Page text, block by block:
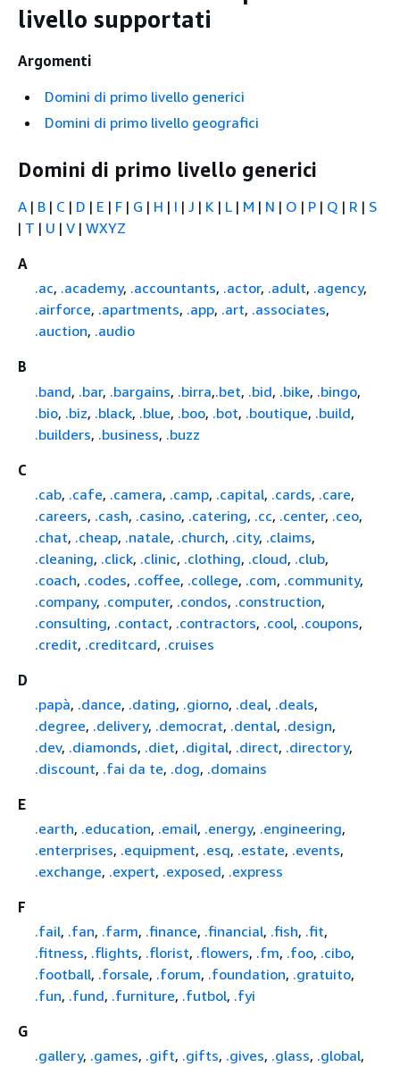
livello supportati
Argomenti
Domini di primo livello generici
Domini di primo livello geografici
Domini di primo livello generici
A | B | C | D | E | F | G | H | I | J | K | L | M | N | O | P | Q | R | S
| T | U | V | WXYZ
A
.ac, .academy, .accountants, .actor, .adult, .agency,
.airforce, .apartments, .app, .art, .associates,
.auction, .audio
B
.band, .bar, .bargains, .birra,.bet, .bid, .bike, .bingo,
.bio, .biz, .black, .blue, .boo, .bot, .boutique, .build,
.builders, .business, .buzz
C
.cab, .cafe, .camera, .camp, .capital, .cards, .care,
.careers, .cash, .casino, .catering, .cc, .center, .ceo,
.chat, .cheap, .natale, .church, .city, .claims,
.cleaning, .click, .clinic, .clothing, .cloud, .club,
.coach, .codes, .coffee, .college, .com, .community,
.company, .computer, .condos, .construction,
.consulting, .contact, .contractors, .cool, .coupons,
.credit, .creditcard, .cruises
D
.papà, .dance, .dating, .giorno, .deal, .deals,
.degree, .delivery, .democrat, .dental, .design,
.dev, .diamonds, .diet, .digital, .direct, .directory,
.discount, .fai da te, .dog, .domains
E
.earth, .education, .email, .energy, .engineering,
.enterprises, .equipment, .esq, .estate, .events,
.exchange, .expert, .exposed, .express
F
.fail, .fan, .farm, .finance, .financial, .fish, .fit,
.fitness, .flights, .florist, .flowers, .fm, .foo, .cibo,
.football, .forsale, .forum, .foundation, .gratuito,
.fun, .fund, .furniture, .futbol, .fyi
G
.gallery, .games, .gift, .gifts, .gives, .glass, .global,